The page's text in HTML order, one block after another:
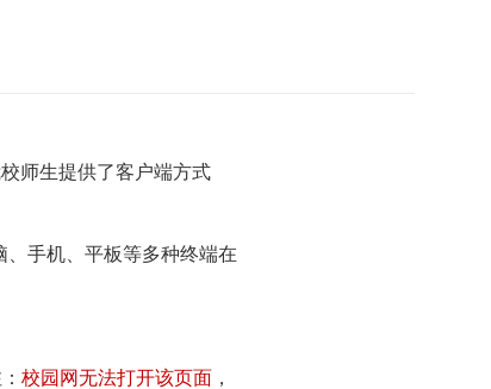
师生提供了客户端方式
、手机、平板等多种终端在
校园网无法打开该页面，